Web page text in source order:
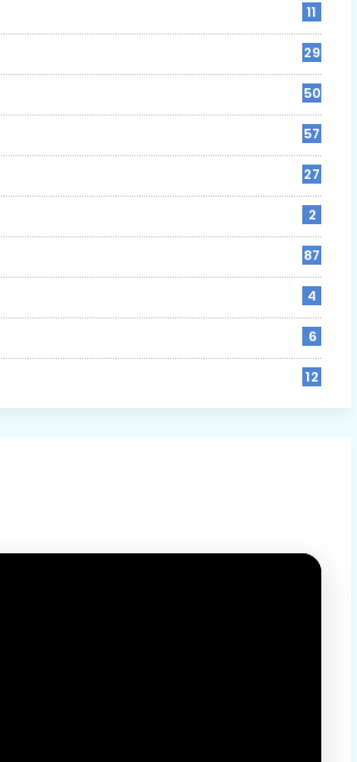
11
29
50
57
27
2
87
4
6
12